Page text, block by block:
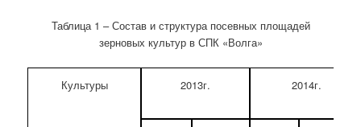
Таблица 1 – Состав и структура посевных площадей
зерновых культур в СПК «Волга»
Культуры 2013г. 2014г.